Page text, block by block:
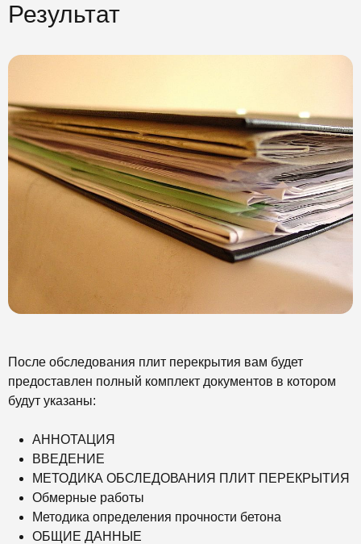
Результат
После обследования плит перекрытия вам будет
предоставлен полный комплект документов в котором
будут указаны:
АННОТАЦИЯ
ВВЕДЕНИЕ
МЕТОДИКА ОБСЛЕДОВАНИЯ ПЛИТ ПЕРЕКРЫТИЯ
Обмерные работы
Методика определения прочности бетона
ОБЩИЕ ДАННЫЕ